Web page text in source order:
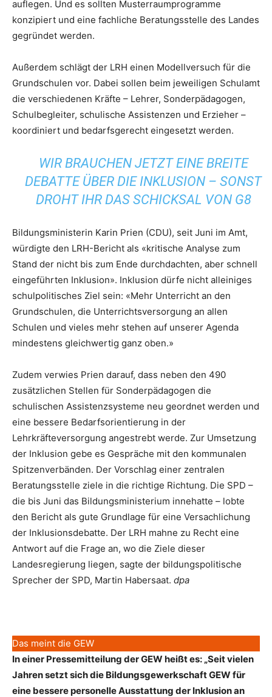
auflegen. Und es sollten Musterraumprogramme
konzipiert und eine fachliche Beratungsstelle des Landes
gegründet werden.
Außerdem schlägt der LRH einen Modellversuch für die
Grundschulen vor. Dabei sollen beim jeweiligen Schulamt
die verschiedenen Kräfte – Lehrer, Sonderpädagogen,
Schulbegleiter, schulische Assistenzen und Erzieher –
koordiniert und bedarfsgerecht eingesetzt werden.
WIR BRAUCHEN JETZT EINE BREITE
DEBATTE ÜBER DIE INKLUSION – SONST
DROHT IHR DAS SCHICKSAL VON G8
Bildungsministerin Karin Prien (CDU), seit Juni im Amt,
würdigte den LRH-Bericht als «kritische Analyse zum
Stand der nicht bis zum Ende durchdachten, aber schnell
eingeführten Inklusion». Inklusion dürfe nicht alleiniges
schulpolitisches Ziel sein: «Mehr Unterricht an den
Grundschulen, die Unterrichtsversorgung an allen
Schulen und vieles mehr stehen auf unserer Agenda
mindestens gleichwertig ganz oben.»
Zudem verwies Prien darauf, dass neben den 490
zusätzlichen Stellen für Sonderpädagogen die
schulischen Assistenzsysteme neu geordnet werden und
eine bessere Bedarfsorientierung in der
Lehrkräfteversorgung angestrebt werde. Zur Umsetzung
der Inklusion gebe es Gespräche mit den kommunalen
Spitzenverbänden. Der Vorschlag einer zentralen
Beratungsstelle ziele in die richtige Richtung. Die SPD –
die bis Juni das Bildungsministerium innehatte – lobte
den Bericht als gute Grundlage für eine Versachlichung
der Inklusionsdebatte. Der LRH mahne zu Recht eine
Antwort auf die Frage an, wo die Ziele dieser
Landesregierung liegen, sagte der bildungspolitische
Sprecher der SPD, Martin Habersaat. dpa
Das meint die GEW
In einer Pressemitteilung der GEW heißt es: „Seit vielen
Jahren setzt sich die Bildungsgewerkschaft GEW für
eine bessere personelle Ausstattung der Inklusion an